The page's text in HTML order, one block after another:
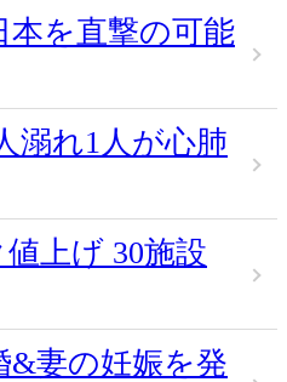
本を直撃の可能
溺れ1人が心肺
上げ 30施設
&妻の妊娠を発